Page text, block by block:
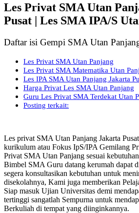
Les Privat SMA Utan
Pusat | Les SMA IPA/S
Daftar isi Gempi SMA Utan
Les Privat SMA Utan Panjang
Les Privat SMA Matematika Utan
Les IPA SMA Utan Panjang Jakarta
Harga Privat Les SMA Utan Panjang
Guru Les Privat SMA Terdekat Utan
Posting terkait:
Les privat SMA Utan Panjang Jakarta
kurikulum atau Fokus IpS/IPA Gemilang
Privat SMA Utan Panjang sesuai
Bimbel SMA Guru datang kerumah dapat
segera konsultasikan kebutuhan untuk
disekolahnya, Kami juga memberikan
Siap masuk Ujian Universitas demi
tertinggi sangatlah Sempurna untuk
Berkuliah di tempat yang diinginkannya.